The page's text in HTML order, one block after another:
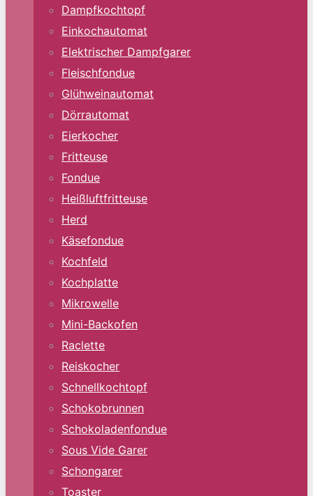
Dampfkochtopf
Einkochautomat
Elektrischer Dampfgarer
Fleischfondue
Glühweinautomat
Dörrautomat
Eierkocher
Fritteuse
Fondue
Heißluftfritteuse
Herd
Käsefondue
Kochfeld
Kochplatte
Mikrowelle
Mini-Backofen
Raclette
Reiskocher
Schnellkochtopf
Schokobrunnen
Schokoladenfondue
Sous Vide Garer
Schongarer
Toaster